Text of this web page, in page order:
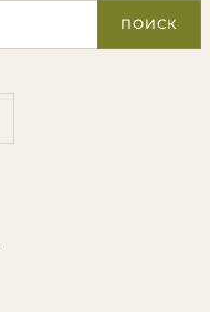
ПОИСК